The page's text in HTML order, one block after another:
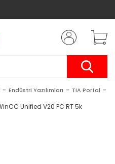
Endüstri Yazılımları TIA Portal